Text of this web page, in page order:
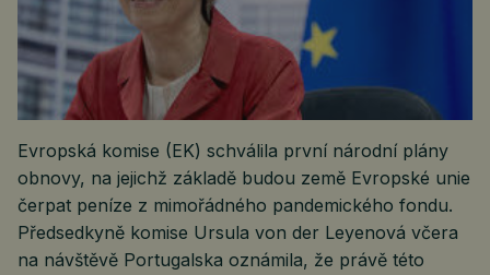
Evropská komise (EK) schválila první národní plány
obnovy, na jejichž základě budou země Evropské unie
čerpat peníze z mimořádného pandemického fondu.
Předsedkyně komise Ursula von der Leyenová včera
na návštěvě Portugalska oznámila, že právě této